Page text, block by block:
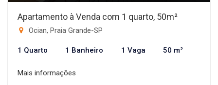
Apartamento à Venda com 1 quarto, 50m²
Ocian, Praia Grande-SP
1 Quarto 1 Banheiro 1 Vaga 50 m²
Mais informações